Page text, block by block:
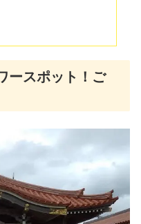
ースポット！ご